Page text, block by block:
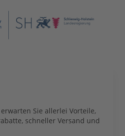
Sie allerlei Vorteile,
schneller Versand und